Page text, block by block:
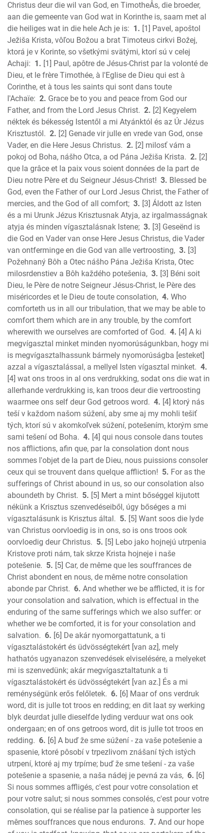
Job
Psalms
Proverbs
Ecclesiastes
S of Solomon
Isaiah
Jeremiah
Lamentations
Ezekiel
Daniel
Hosea
Joel
Amos
Obadiah
Jonah
Micah
Nahum
Habakkuk
Zephaniah
Haggai
Zechariah
New Testament
Malachi
Matthew
Mark
Luke
John
Acts
Romans
1 Corinthians
2 Corinthians
Galatians
Ephesians
Phillipians
Colossians
1 Thess.
2 Thess.
1 Timothy
2 Timothy
Titus
Philemon
Hebrews
James
1 Peter
2 Peter
1 John
2 John
3 John
Jude
Revelation
Christus deur die wil van God, en TimotheÂs, die broeder,
aan die gemeente van God wat in Korinthe is, saam met al
die heiliges wat in die hele Ach je is: 1. [1] Pavel, apoštol
Ježiša Krista, vôľou Božou a brat Timoteus cirkvi Božej,
ktorá je v Korinte, so všetkými svätými, ktorí sú v celej
Achaji: 1. [1] Paul, apôtre de Jésus-Christ par la volonté de
Dieu, et le frère Timothée, à l'Eglise de Dieu qui est à
Corinthe, et à tous les saints qui sont dans toute
l'Achaïe: 2. Grace be to you and peace from God our
Father, and from the Lord Jesus Christ. 2. [2] Kegyelem
néktek és békesség Istentől a mi Atyánktól és az Úr Jézus
Krisztustól. 2. [2] Genade vir julle en vrede van God, onse
Vader, en die Here Jesus Christus. 2. [2] milosť vám a
pokoj od Boha, nášho Otca, a od Pána Ježiša Krista. 2. [2]
que la grâce et la paix vous soient données de la part de
Dieu notre Père et du Seigneur Jésus-Christ! 3. Blessed be
God, even the Father of our Lord Jesus Christ, the Father of
mercies, and the God of all comfort; 3. [3] Áldott az Isten
és a mi Urunk Jézus Krisztusnak Atyja, az irgalmasságnak
atyja és minden vígasztalásnak Istene; 3. [3] Geseënd is
die God en Vader van onse Here Jesus Christus, die Vader
van ontferminge en die God van alle vertroosting, 3. [3]
Požehnaný Bôh a Otec nášho Pána Ježiša Krista, Otec
milosrdenstiev a Bôh každého potešenia, 3. [3] Béni soit
Dieu, le Père de notre Seigneur Jésus-Christ, le Père des
miséricordes et le Dieu de toute consolation, 4. Who
comforteth us in all our tribulation, that we may be able to
comfort them which are in any trouble, by the comfort
wherewith we ourselves are comforted of God. 4. [4] A ki
megvígasztal minket minden nyomorúságunkban, hogy mi
is megvígasztalhassunk bármely nyomorúságba [esteket]
azzal a vígasztalással, a mellyel Isten vígasztal minket. 4.
[4] wat ons troos in al ons verdrukking, sodat ons die wat in
allerhande verdrukking is, kan troos deur die vertroosting
waarmee ons self deur God getroos word. 4. [4] ktorý nás
teší v každom našom súžení, aby sme aj my mohli tešiť
tých, ktorí sú v akomkoľvek súžení, potešením, ktorým sme
sami tešení od Boha. 4. [4] qui nous console dans toutes
nos afflictions, afin que, par la consolation dont nous
sommes l'objet de la part de Dieu, nous puissions consoler
ceux qui se trouvent dans quelque affliction! 5. For as the
sufferings of Christ abound in us, so our consolation also
aboundeth by Christ. 5. [5] Mert a mint bőséggel kijutott
nékünk a Krisztus szenvedéseiből, úgy bőséges a mi
vígasztalásunk is Krisztus által. 5. [5] Want soos die lyde
van Christus oorvloedig is in ons, so is ons troos ook
oorvloedig deur Christus. 5. [5] Lebo jako hojnejú utrpenia
Kristove proti nám, tak skrze Krista hojneje i naše
potešenie. 5. [5] Car, de même que les souffrances de
Christ abondent en nous, de même notre consolation
abonde par Christ. 6. And whether we be afflicted, it is for
your consolation and salvation, which is effectual in the
enduring of the same sufferings which we also suffer: or
whether we be comforted, it is for your consolation and
salvation. 6. [6] De akár nyomorgattatunk, a ti
vígasztalástokért és üdvösségtekért [van az], mely
hathatós ugyanazon szenvedések elviselésére, a melyeket
mi is szenvedünk; akár megvígasztaltatunk a ti
vígasztalástokért és üdvösségtekért [van az.] És a mi
reménységünk erős felőletek. 6. [6] Maar of ons verdruk
word, dit is julle tot troos en redding; en dit laat sy werking
blyk deurdat julle dieselfde lyding verduur wat ons ook
ondergaan; en of ons getroos word, dit is julle tot troos en
redding. 6. [6] A buď že sme súžení - za vaše potešenie a
spasenie, ktoré pôsobí v trpezlivom znášaní tých istých
utrpení, ktoré aj my trpíme; buď že sme tešení - za vaše
potešenie a spasenie, a naša nádej je pevná za vás, 6. [6]
Si nous sommes affligés, c'est pour votre consolation et
pour votre salut; si nous sommes consolés, c'est pour votre
consolation, qui se réalise par la patience à supporter les
mêmes souffrances que nous endurons. 7. And our hope